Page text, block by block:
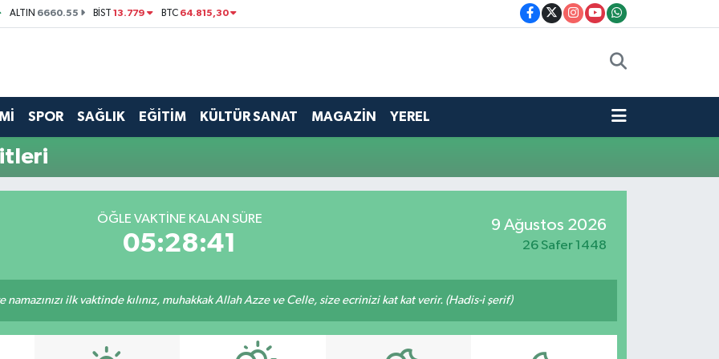
ALTIN 6660.55 BİST13.779 BTC 64.815,30
SPOR SAĞLIK EĞİTİM KÜLTÜR SANAT MAGAZİN YEREL
ÖĞLE VAKTINE KALAN SÜRE
05:28:41
9 Ağustos 2026
26 Safer 1448
ilk vaktinde kılınız, muhakkak Allah Azze ve Celle, size ecrinizi kat kat verir. (Hadis-i şerif)